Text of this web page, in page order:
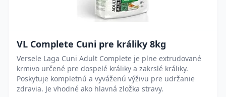
VL Complete Cuni pre králiky 8kg
Versele Laga Cuni Adult Complete je plne extrudované
krmivo určené pre dospelé králiky a zakrslé králiky.
Poskytuje kompletnú a vyváženú výživu pre udržanie
zdravia. Je vhodné ako hlavná zložka stravy.